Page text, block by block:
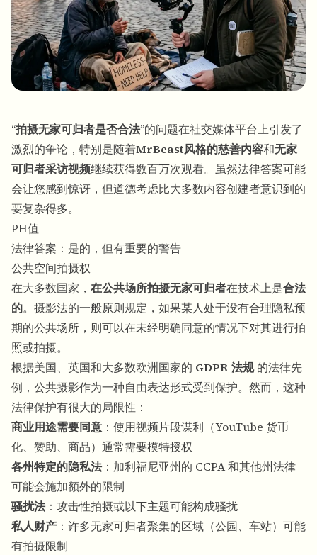
视频智能
批量背景移除
“拍摄无家可归者是否合法”的问题在社交媒体平台上引发了
激烈的争论，特别是随着MrBeast风格的慈善内容和无家
可归者采访视频继续获得数百万次观看。虽然法律答案可能
会让您感到惊讶，但道德考虑比大多数内容创建者意识到的
要复杂得多。
PH值
法律答案：是的，但有重要的警告
公共空间拍摄权
在大多数国家， 在公共场所拍摄无家可归者在技术上是合法
的。摄影法的一般原则规定，如果某人处于没有合理隐私预
期的公共场所，则可以在未经明确同意的情况下对其进行拍
照或拍摄。
根据美国、英国和大多数欧洲国家的 GDPR 法规的法律先
例，公共摄影作为一种自由表达形式受到保护。然而，这种
法律保护有很大的局限性：
商业用途需要同意 ：使用视频片段谋利（YouTube 货币
化、赞助、商品）通常需要模特授权
各州特定的隐私法：加利福尼亚州的 CCPA 和其他州法律
可能会施加额外的限制
骚扰法：攻击性拍摄或以下主题可能构成骚扰
私人财产 ：许多无家可归者聚集的区域（公园、车站）可能
有拍摄限制